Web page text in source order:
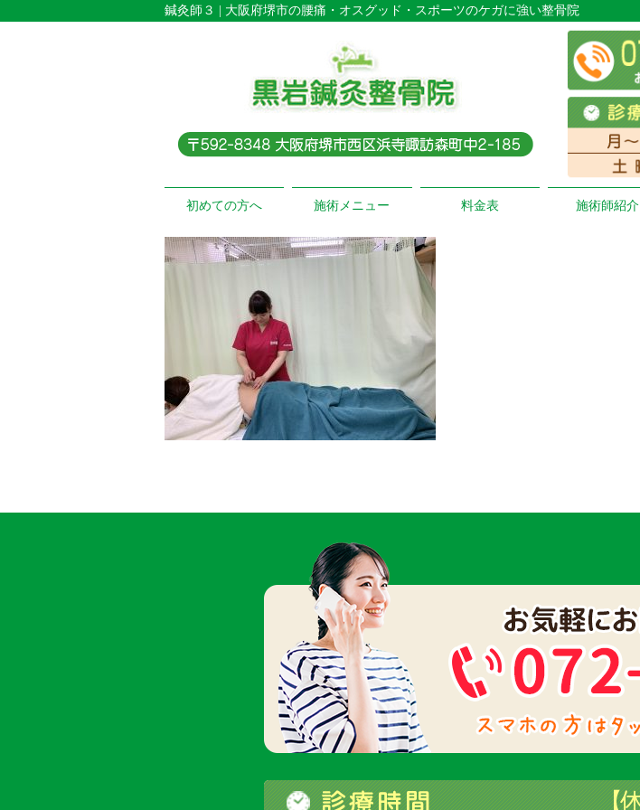
鍼灸師３ | 大阪府堺市の腰痛・オスグッド・スポーツのケガに強い整骨院
初めての方へ 施術メニュー 料金表 施術師紹介